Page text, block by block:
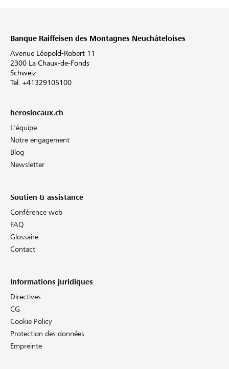
Banque Raiffeisen des Montagnes Neuchâteloises
Avenue Léopold-Robert 11
2300 La Chaux-de-Fonds
Schweiz
Tel. +41329105100
heroslocaux.ch
L'équipe
Notre engagement
Blog
Newsletter
Soutien & assistance
Conférence web
FAQ
Glossaire
Contact
Informations juridiques
Directives
CG
Cookie Policy
Protection des données
Empreinte